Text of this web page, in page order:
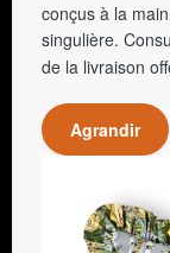
conçus à la
singulière.
de la livraison
Agrandir